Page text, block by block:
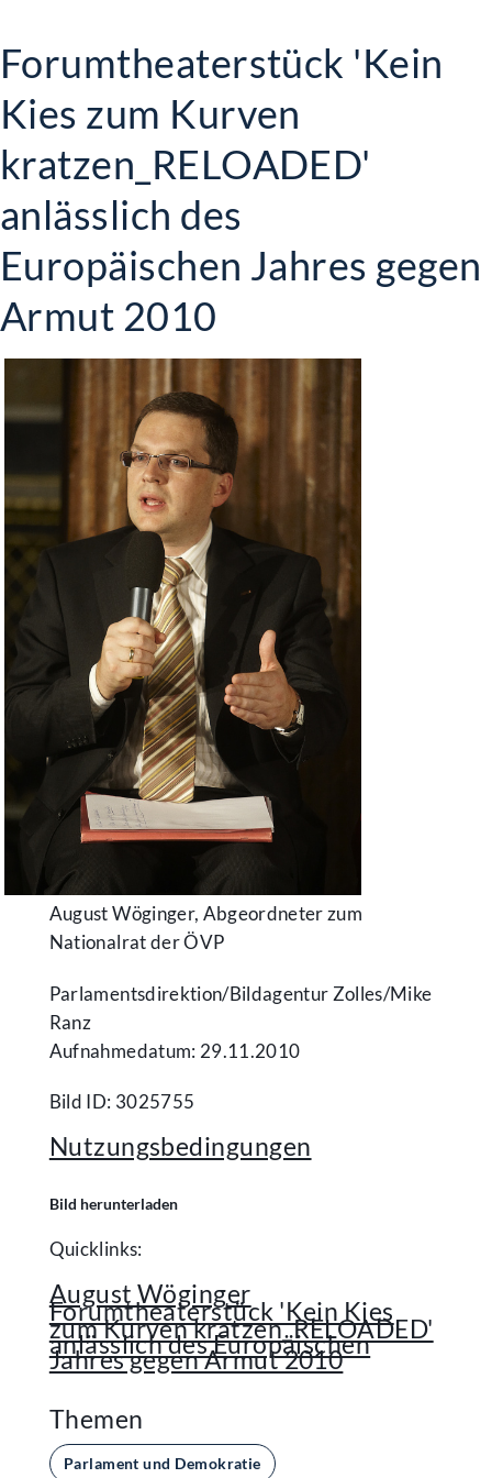
Forumtheaterstück 'Kein
Kies zum Kurven
kratzen_RELOADED'
anlässlich des
Europäischen Jahres gegen
Armut 2010
August Wöginger, Abgeordneter zum
Nationalrat der ÖVP
Parlamentsdirektion/​Bildagentur Zolles/​Mike
Ranz
Aufnahmedatum: 29.11.2010
Bild ID: 3025755
Nutzungsbedingungen
Bild herunterladen
Quicklinks:
August Wöginger
Forumtheaterstück 'Kein Kies
zum Kurven kratzen_RELOADED'
anlässlich des Europäischen
Jahres gegen Armut 2010
Themen
Parlament und Demokratie